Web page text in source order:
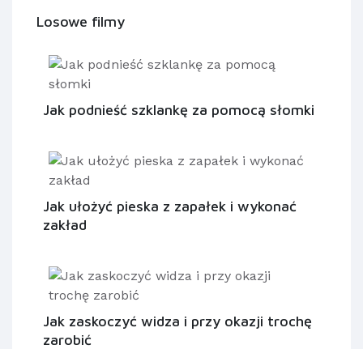
Losowe filmy
Jak podnieść szklankę za pomocą słomki
Jak ułożyć pieska z zapałek i wykonać
zakład
Jak zaskoczyć widza i przy okazji trochę
zarobić